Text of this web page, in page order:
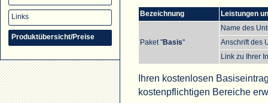
Links
Produktübersicht/Preise
Bezeichnung Leistungen
Paket "Basis"
Name des
Anschrift des
Link zu Ihrer
Ihren kostenlosen
kostenpflichtigen Bereiche